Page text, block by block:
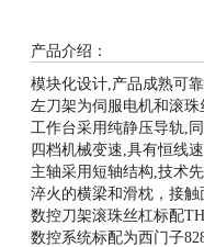
产品介绍：
模块化设计,产品成熟可
左刀架为伺服电机和滚
工作台采用纯静压导轨,
四档机械变速,具有恒线
主轴采用短轴结构,技术
淬火的横梁和滑枕，接触
数控刀架滚珠丝杠标配
数控系统标配为西门子